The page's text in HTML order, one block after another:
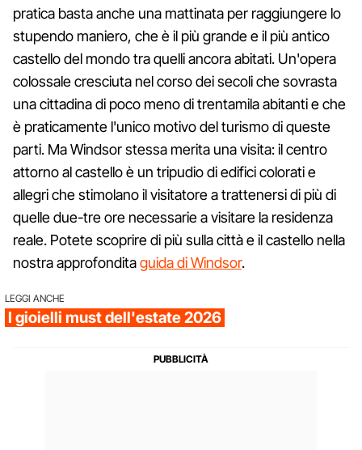
pratica basta anche una mattinata per raggiungere lo
stupendo maniero, che è il più grande e il più antico
castello del mondo tra quelli ancora abitati. Un'opera
colossale cresciuta nel corso dei secoli che sovrasta
una cittadina di poco meno di trentamila abitanti e che
è praticamente l'unico motivo del turismo di queste
parti. Ma Windsor stessa merita una visita: il centro
attorno al castello è un tripudio di edifici colorati e
allegri che stimolano il visitatore a trattenersi di più di
quelle due-tre ore necessarie a visitare la residenza
reale. Potete scoprire di più sulla città e il castello nella
nostra approfonditaguida di Windsor.
LEGGI ANCHE
I gioielli must dell'estate 2026